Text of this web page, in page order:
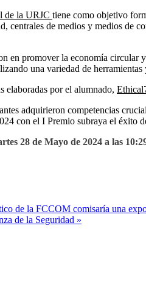
de la URJC tiene como objetivo
centrales de medios y medios de
en promover la economía
una variedad de herramientas
elaboradas por el alumnado,
adquirieron competencias
con el I Premio subraya el éxito
28 de Mayo de 2024 a las
de la FCCOM comisaría una
de la Seguridad »